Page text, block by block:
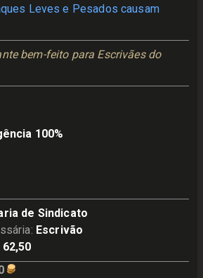
Leves e Pesados causam
bem-feito para Escrivães do
100%
de Sindicato
: Escrivão
62,50